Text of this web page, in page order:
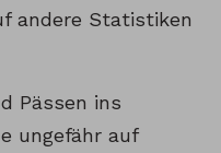
andere Statistiken
Pässen ins
ungefähr auf